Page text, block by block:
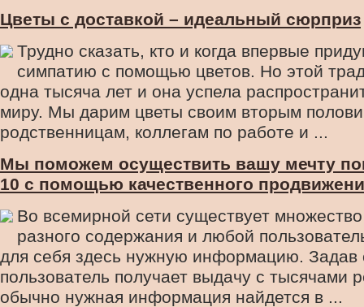
Цветы с доставкой – идеальный сюрприз
Трудно сказать, кто и когда впервые
симпатию с помощью цветов. Но этой
одна тысяча лет и она успела
миру. Мы дарим цветы своим вторым
родственницам, коллегам по работе и ...
Мы поможем осуществить вашу мечту
10 с помощью качественного
Во всемирной сети существует
разного содержания и любой
для себя здесь нужную информацию. Задав
пользователь получает выдачу с тысячами
обычно нужная информация найдется в ...